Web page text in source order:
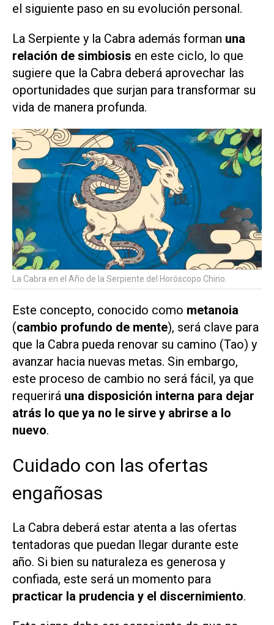
el siguiente paso en su evolución personal.
La Serpiente y la Cabra además forman una
relación de simbiosis en este ciclo, lo que
sugiere que la Cabra deberá aprovechar las
oportunidades que surjan para transformar su
vida de manera profunda.
La Cabra en el Año de la Serpiente del Horóscopo Chino.
Este concepto, conocido como metanoia
(cambio profundo de mente), será clave para
que la Cabra pueda renovar su camino (Tao) y
avanzar hacia nuevas metas. Sin embargo,
este proceso de cambio no será fácil, ya que
requerirá una disposición interna para dejar
atrás lo que ya no le sirve y abrirse a lo
nuevo.
Cuidado con las ofertas
engañosas
La Cabra deberá estar atenta a las ofertas
tentadoras que puedan llegar durante este
año. Si bien su naturaleza es generosa y
confiada, este será un momento para
practicar la prudencia y el discernimiento.